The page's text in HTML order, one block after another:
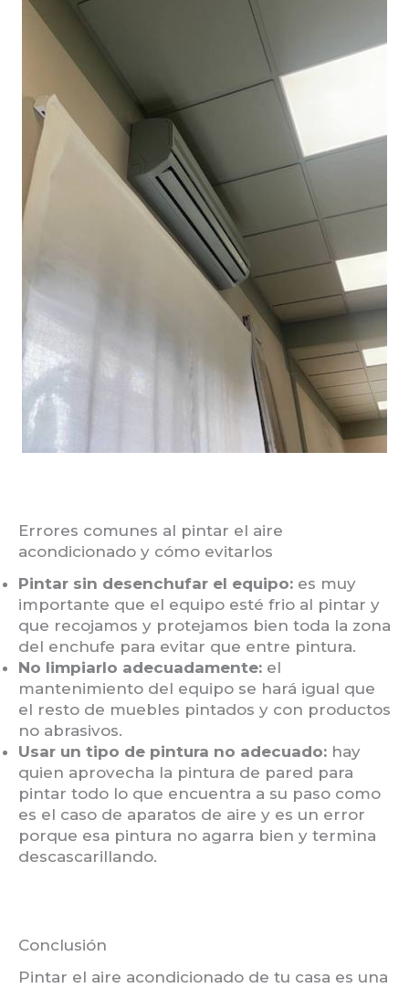
Errores comunes al pintar el aire
acondicionado y cómo evitarlos
Pintar sin desenchufar el equipo: es muy
importante que el equipo esté frio al pintar y
que recojamos y protejamos bien toda la zona
del enchufe para evitar que entre pintura.
No limpiarlo adecuadamente: el
mantenimiento del equipo se hará igual que
el resto de muebles pintados y con productos
no abrasivos.
Usar un tipo de pintura no adecuado: hay
quien aprovecha la pintura de pared para
pintar todo lo que encuentra a su paso como
es el caso de aparatos de aire y es un error
porque esa pintura no agarra bien y termina
descascarillando.
Conclusión
Pintar el aire acondicionado de tu casa es una